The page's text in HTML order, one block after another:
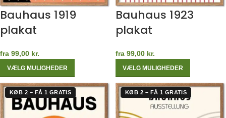
Bauhaus 1919
plakat
fra 99,00 kr.
VÆLG MULIGHEDER
Bauhaus 1923
plakat
fra 99,00 kr.
VÆLG MULIGHEDER
KØB 2 – FÅ 1 GRATIS KØB 2 – FÅ 1 GRATIS